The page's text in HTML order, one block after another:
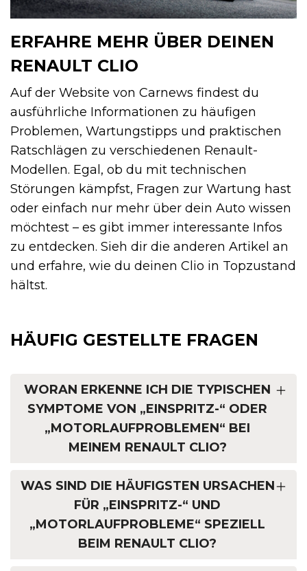
ERFAHRE MEHR ÜBER DEINEN
RENAULT CLIO
Auf der Website von Carnews findest du
ausführliche Informationen zu häufigen
Problemen, Wartungstipps und praktischen
Ratschlägen zu verschiedenen Renault-
Modellen. Egal, ob du mit technischen
Störungen kämpfst, Fragen zur Wartung hast
oder einfach nur mehr über dein Auto wissen
möchtest – es gibt immer interessante Infos
zu entdecken. Sieh dir die anderen Artikel an
und erfahre, wie du deinen Clio in Topzustand
hältst.
HÄUFIG GESTELLTE FRAGEN
WORAN ERKENNE ICH DIE TYPISCHEN
SYMPTOME VON „EINSPRITZ-“ ODER
„MOTORLAUFPROBLEMEN“ BEI
MEINEM RENAULT CLIO?
WAS SIND DIE HÄUFIGSTEN URSACHEN
FÜR „EINSPRITZ-“ UND
„MOTORLAUFPROBLEME“ SPEZIELL
BEIM RENAULT CLIO?